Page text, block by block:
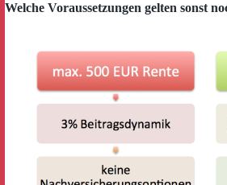
Welche Voraussetzungen gelten sonst